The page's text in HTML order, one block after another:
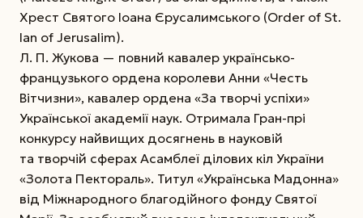
Хрест Святого Іоана Єрусалимського (Order of St.
Ian of Jerusalim).
Л. П. Жукова — повний кавалер українсько-
французького ордена королеви Анни «Честь
Вітчизни», кавалер ордена «За творчі успіхи»
Української академії наук. Отримала Гран-прі
конкурсу найвищих досягнень в науковій
та творчій сферах Асамблеї ділових кіл України
«Золота Пектораль». Титул «Українська Мадонна»
від Міжнародного благодійного фонду Святої